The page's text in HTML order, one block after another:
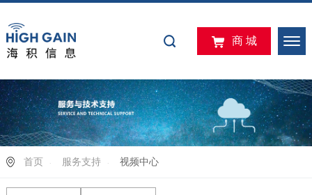
商 城
首页 服务支持 视频中心